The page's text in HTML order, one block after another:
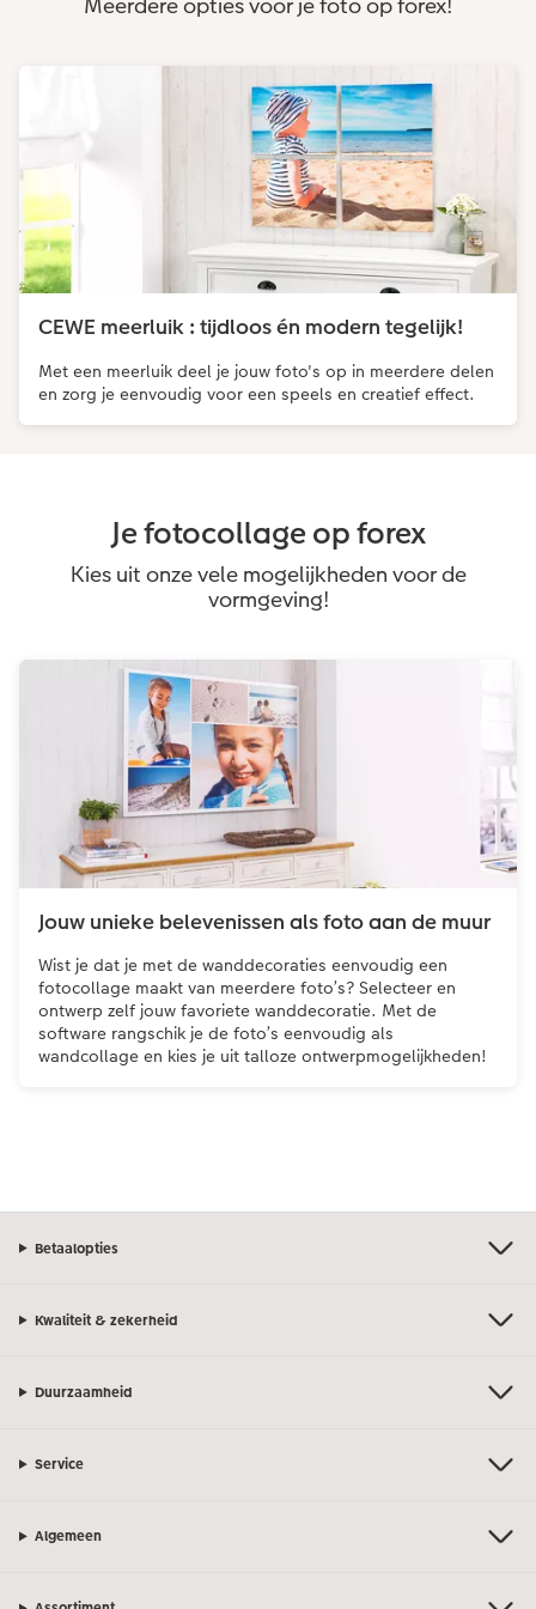
CEWE meerluik : tijdloos én modern tegelijk!
Met een meerluik deel je jouw foto's op in meerdere delen
en zorg je eenvoudig voor een speels en creatief effect.
Je fotocollage op forex
Kies uit onze vele mogelijkheden voor de
vormgeving!
Jouw unieke belevenissen als foto aan de muur
Wist je dat je met de wanddecoraties eenvoudig een
fotocollage maakt van meerdere foto’s? Selecteer en
ontwerp zelf jouw favoriete wanddecoratie. Met de
software rangschik je de foto’s eenvoudig als
wandcollage en kies je uit talloze ontwerpmogelijkheden!
Betaalopties
Kwaliteit & zekerheid
Duurzaamheid
Service
Algemeen